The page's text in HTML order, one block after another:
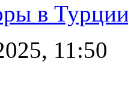
в Турции
11:50